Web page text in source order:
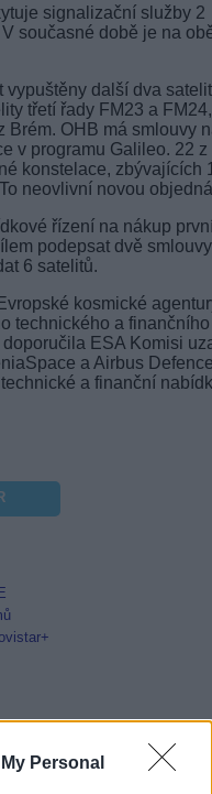
Personal
signalizační služby 2
současné době je na
vypuštěny další dva
třetí řady FM23 a FM24,
Brém. OHB má smlouvy
v programu Galileo. 22 z
konstelace, zbývajících
neovlivní novou
řízení na nákup
podepsat dvě smlouvy
6 satelitů.
kosmické
technického a finančního
ESA Komisi
a Airbus
a finanční
17